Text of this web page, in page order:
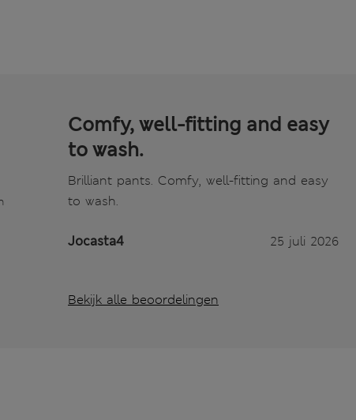
Comfy, well-fitting and easy
to wash.
Brilliant pants. Comfy, well-fitting and easy
to wash.
Jocasta4 25 juli 2026
Bekijk alle beoordelingen